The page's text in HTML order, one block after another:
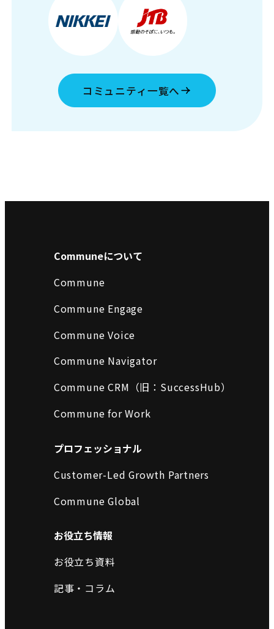
コミュニティ一覧へ
Communeについて
Commune
Commune Engage
Commune Voice
Commune Navigator
Commune CRM（旧：SuccessHub）
Commune for Work
プロフェッショナル
Customer-Led Growth Partners
Commune Global
お役立ち情報
お役立ち資料
記事・コラム